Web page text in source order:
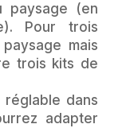
paysage (en
Pour trois
mais
trois kits de
dans
adapter